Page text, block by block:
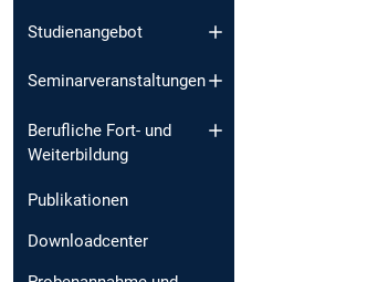
Studienangebot
Seminarveranstaltungen
Berufliche Fort- und
Weiterbildung
Publikationen
Downloadcenter